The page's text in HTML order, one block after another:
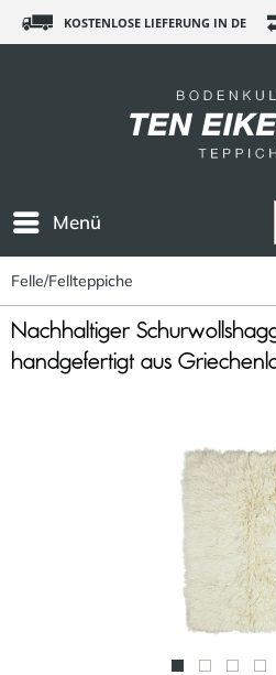
KOSTENLOSE LIEFERUNG IN DE
Menü
Felle/Fellteppiche
Nachhaltiger
handgefertigt aus